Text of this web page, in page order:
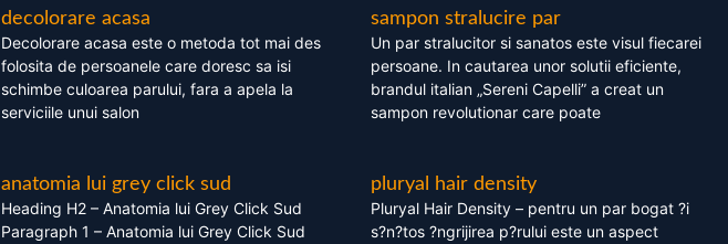
decolorare acasa
Decolorare acasa este o metoda tot mai des
folosita de persoanele care doresc sa isi
schimbe culoarea parului, fara a apela la
serviciile unui salon
sampon stralucire par
Un par stralucitor si sanatos este visul fiecarei
persoane. In cautarea unor solutii eficiente,
brandul italian „Sereni Capelli” a creat un
sampon revolutionar care poate
anatomia lui grey click sud
Heading H2 – Anatomia lui Grey Click Sud
Paragraph 1 – Anatomia lui Grey Click Sud
pluryal hair density
Pluryal Hair Density – pentru un par bogat ?i
s?n?tos ?ngrijirea p?rului este un aspect